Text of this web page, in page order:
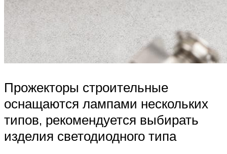
Прожекторы строительные
оснащаются лампами нескольких
типов, рекомендуется выбирать
изделия светодиодного типа